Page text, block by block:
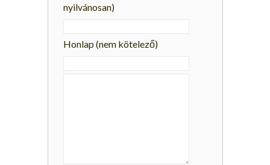
nyilvánosan)
Honlap (nem kötelező)